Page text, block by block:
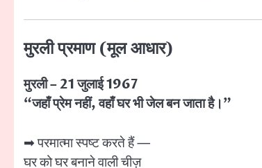
मुरली प्रमाण (मूल आधार)
मुरली – 21 जुलाई 1967
“जहाँ प्रेम नहीं, वहाँ घर भी जेल बन जाता है।”
➡ परमात्मा स्पष्ट करते हैं —
घर को घर बनाने वाली चीज़